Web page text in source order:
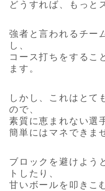
どうすれば、もっと
強者と言われるチー
し、
コース打ちをするこ
ます。
しかし、これはとて
ので、
素質に恵まれない選
簡単にはマネできま
ブロックを避けよう
トしたり、
甘いボールを叩きこ